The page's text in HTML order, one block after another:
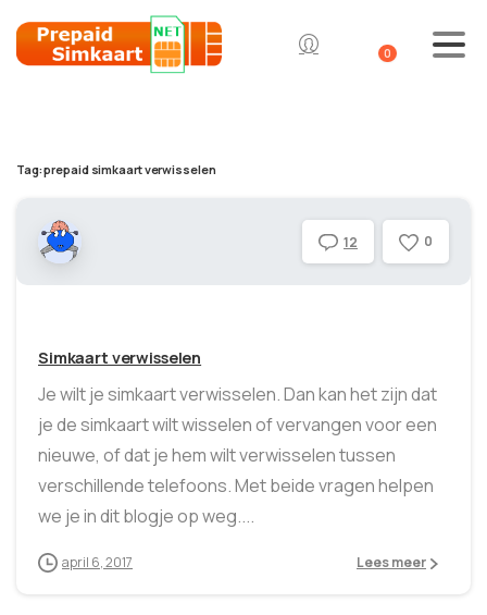
0
Tag:prepaid simkaart verwisselen
12 0
Simkaart verwisselen
Je wilt je simkaart verwisselen. Dan kan het zijn dat
je de simkaart wilt wisselen of vervangen voor een
nieuwe, of dat je hem wilt verwisselen tussen
verschillende telefoons. Met beide vragen helpen
we je in dit blogje op weg....
april 6, 2017 Lees meer